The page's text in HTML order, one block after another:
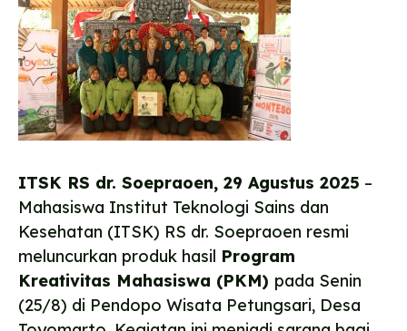
ITSK RS dr. Soepraoen, 29 Agustus 2025 –
Mahasiswa Institut Teknologi Sains dan
Kesehatan (ITSK) RS dr. Soepraoen resmi
meluncurkan produk hasil Program
Kreativitas Mahasiswa (PKM) pada Senin
(25/8) di Pendopo Wisata Petungsari, Desa